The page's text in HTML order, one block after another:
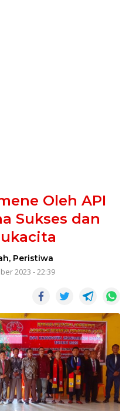
Oleh API
Sukses dan
, Peristiwa
2023 - 22:39